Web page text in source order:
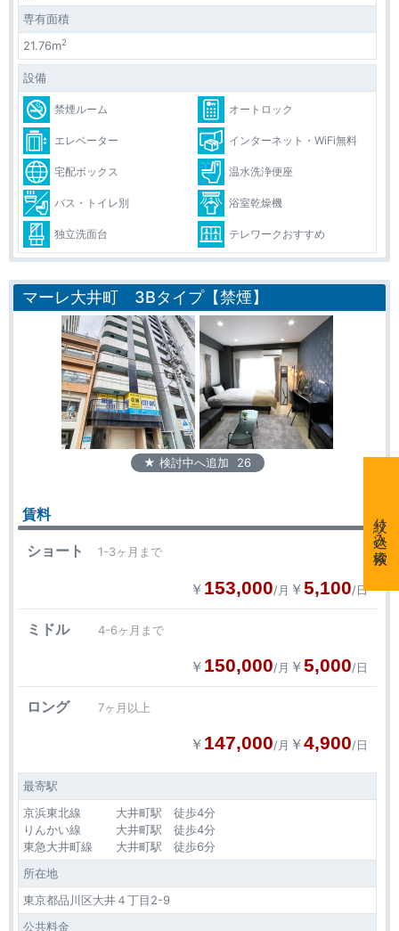
絞り込み検索
専有面積
21.76m2
設備
禁煙ルーム オートロック
エレベーター インターネット・WiFi無料
宅配ボックス 温水洗浄便座
バス・トイレ別 浴室乾燥機
独立洗面台 テレワークおすすめ
マーレ大井町 3Bタイプ【禁煙】
★ 検討中へ追加 26
賃料
ショート 1-3ヶ月まで
￥ 153,000/月 ￥5,100/日
ミドル 4-6ヶ月まで
￥ 150,000/月 ￥5,000/日
ロング 7ヶ月以上
￥ 147,000/月 ￥4,900/日
最寄駅
京浜東北線 大井町駅 徒歩4分
りんかい線 大井町駅 徒歩4分
東急大井町線 大井町駅 徒歩6分
所在地
東京都品川区大井４丁目2-9
公共料金